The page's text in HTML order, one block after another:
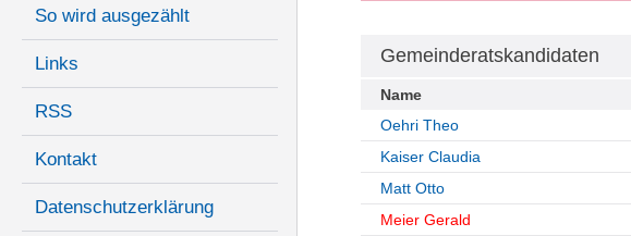
So wird ausgezählt
Links
RSS
Kontakt
Datenschutzerklärung
Gemeinderatskandidaten
Name
Oehri Theo
Kaiser Claudia
Matt Otto
Meier Gerald